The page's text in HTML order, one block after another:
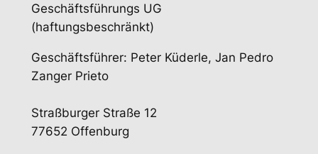
Geschäftsführungs UG
(haftungsbeschränkt)
Geschäftsführer: Peter Küderle, Jan Pedro
Zanger Prieto
Straßburger Straße 12
77652 Offenburg